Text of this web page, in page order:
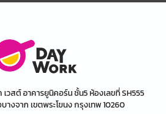
เวสต์ อาคารยูนิคอร์น ชั้น5 ห้องเลขที่ SH555
งจาก เขตพระโขนง กรุงเทพ 10260